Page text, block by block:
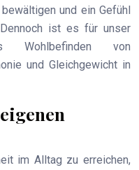
und ein Gefühl
ist es für unser
Wohlbefinden von
und Gleichgewicht in
im Alltag zu erreichen,